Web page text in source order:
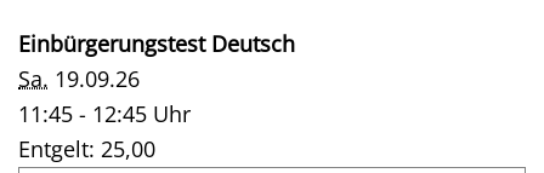
Einbürgerungstest Deutsch
Sa. 19.09.26
11:45 - 12:45 Uhr
Entgelt: 25,00